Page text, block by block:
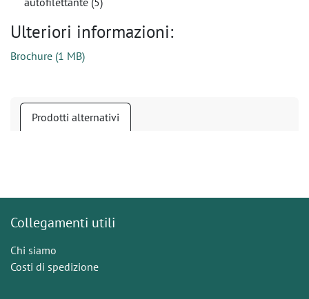
Ulteriori informazioni:
Brochure (1 MB)
Prodotti alternativi
Collegamenti utili
Chi siamo
Costi di spedizione